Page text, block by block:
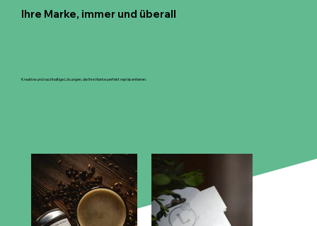
Ihre Marke, immer und überall
Kreative und nachhaltige Lösungen, die Ihre Marke perfekt repräsentieren.